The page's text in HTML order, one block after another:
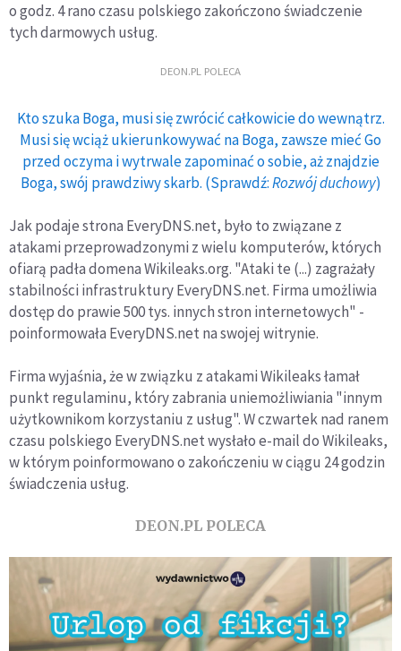
o godz. 4 rano czasu polskiego zakończono świadczenie
tych darmowych usług.
DEON.PL POLECA
Kto szuka Boga, musi się zwrócić całkowicie do wewnątrz.
Musi się wciąż ukierunkowywać na Boga, zawsze mieć Go
przed oczyma i wytrwale zapominać o sobie, aż znajdzie
Boga, swój prawdziwy skarb. (Sprawdź:Rozwój duchowy)
Jak podaje strona EveryDNS.net, było to związane z
atakami przeprowadzonymi z wielu komputerów, których
ofiarą padła domena Wikileaks.org. "Ataki te (...) zagrażały
stabilności infrastruktury EveryDNS.net. Firma umożliwia
dostęp do prawie 500 tys. innych stron internetowych" -
poinformowała EveryDNS.net na swojej witrynie.
Firma wyjaśnia, że w związku z atakami Wikileaks łamał
punkt regulaminu, który zabrania uniemożliwiania "innym
użytkownikom korzystaniu z usług". W czwartek nad ranem
czasu polskiego EveryDNS.net wysłało e-mail do Wikileaks,
w którym poinformowano o zakończeniu w ciągu 24 godzin
świadczenia usług.
DEON.PL POLECA